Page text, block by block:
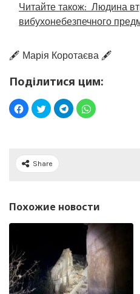
Читайте також: Людина
вибухонебезпечного
🖋️ Марія Коротаєва 🖋️
Поділитися цим:
Share
Похожие новости